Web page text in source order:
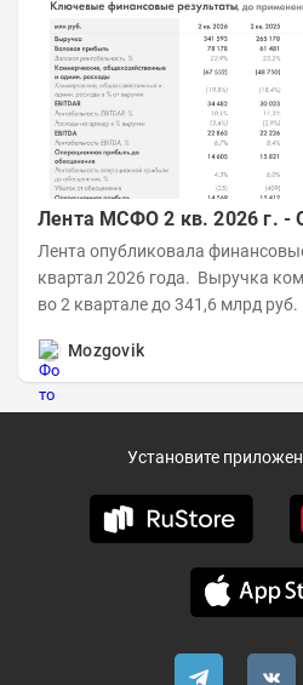
Лента МСФО 2 кв. 2026 г. -
Лента опубликовала
квартал 2026 года. Выручка компании выросла на 28,8%
во 2 квартале до 341,6 млрд
Mozgovik
Установите